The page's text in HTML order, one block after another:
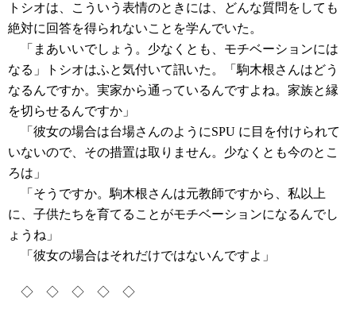
トシオは、こういう表情のときには、どんな質問をしても
絶対に回答を得られないことを学んでいた。
「まあいいでしょう。少なくとも、モチベーションには
なる」トシオはふと気付いて訊いた。「駒木根さんはどう
なるんですか。実家から通っているんですよね。家族と縁
を切らせるんですか」
「彼女の場合は台場さんのようにSPU に目を付けられて
いないので、その措置は取りません。少なくとも今のとこ
ろは」
「そうですか。駒木根さんは元教師ですから、私以上
に、子供たちを育てることがモチベーションになるんでし
ょうね」
「彼女の場合はそれだけではないんですよ」
◇ ◇ ◇ ◇ ◇